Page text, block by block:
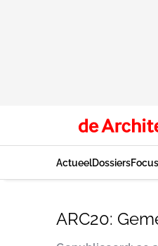
ActueelDossiersFocus
ARC20: